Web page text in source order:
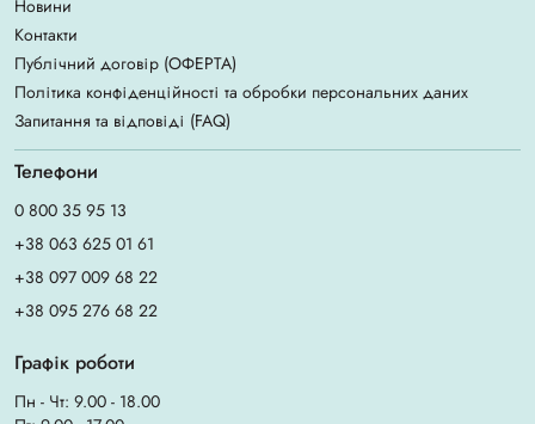
Новини
Контакти
Публічний договір (ОФЕРТА)
Політика конфіденційності та обробки персональних даних
Запитання та відповіді (FAQ)
Телефони
0 800 35 95 13
+38 063 625 01 61
+38 097 009 68 22
+38 095 276 68 22
Графік роботи
Пн - Чт: 9.00 - 18.00